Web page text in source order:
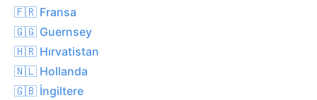
🇫🇷 Fransa
🇬🇬 Guernsey
🇭🇷 Hırvatistan
🇳🇱 Hollanda
🇬🇧 İngiltere